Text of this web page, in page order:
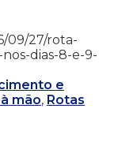
09/27/rota-
dias-8-e-9-
e
mão, Rotas